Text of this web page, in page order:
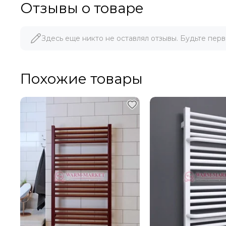
Отзывы о товаре
Здесь еще никто не оставлял отзывы. Будьте
Похожие товары